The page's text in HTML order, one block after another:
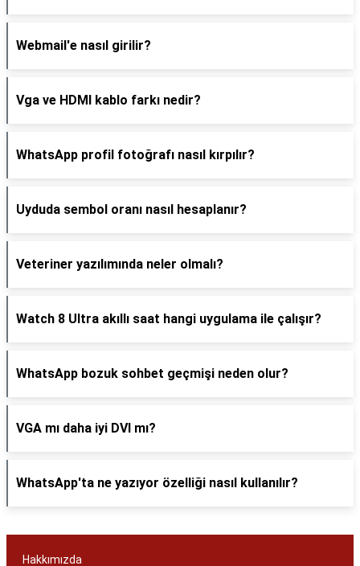
Webmail'e nasıl girilir?
Vga ve HDMI kablo farkı nedir?
WhatsApp profil fotoğrafı nasıl kırpılır?
Uyduda sembol oranı nasıl hesaplanır?
Veteriner yazılımında neler olmalı?
Watch 8 Ultra akıllı saat hangi uygulama ile çalışır?
WhatsApp bozuk sohbet geçmişi neden olur?
VGA mı daha iyi DVI mı?
WhatsApp'ta ne yazıyor özelliği nasıl kullanılır?
Hakkımızda